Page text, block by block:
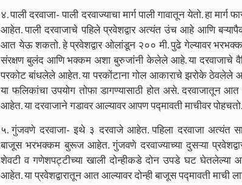
४. पाली दरवाजा- पाली दरवाज्याचा मार्ग पाली गावातून येतो. हा
आहेत. पाली दरवाजाचे पहिले प्रवेशद्वार अत्यंत उंच आहे आणि
आत येऊ शकतो. हे प्रवेशद्वार ओलांडून २०० मी. पुढे गेल्यावर
संरक्षण बुलंद आणि भक्कम अशा बुरुजांनी केलेले आहे. या दरवाजाचे
परकोट बांधलेले आहेत. या परकोंटाना गोल आकाराचे झरोके ठेवलेले
या फलिकांचा उपयोग तोफा डागण्यासाठी होत असे. दरवाजातून आत
आहेत. या दरवाजाने गडावर आल्यावर आपण पद्मावती माचीवर पोहचतो.
५. गुंजवणे दरवाजा- इथे ३ दरवाजे आहेत. पहिला दरवाजा अत्यंत
बाजूस भरभक्कम बुरूज आहेत. गुंजवणे दरवाज्याच्या दुसऱ्या
शेवटी व गणेशपट्टीच्या खाली दोन्हीकडे दोन उपडे घट
आहेत. या प्रवेशद्वारातून आत आल्यावर दोन्ही बाजूस पद्मावती माची